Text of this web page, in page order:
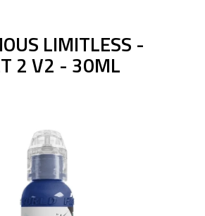
LIMITLESS -
2 V2 - 30ML